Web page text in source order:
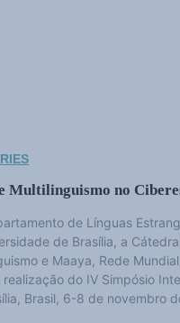
Multilinguismo no
de Línguas
de Brasília, a
e Maaya, Rede
do IV Simpósio
Brasil, 6-8 de novembro